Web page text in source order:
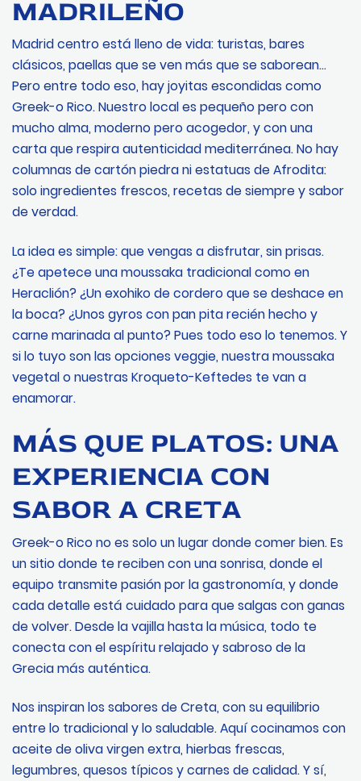
MADRILEÑO
Madrid centro está lleno de vida: turistas, bares
clásicos, paellas que se ven más que se saborean…
Pero entre todo eso, hay joyitas escondidas como
Greek-o Rico. Nuestro local es pequeño pero con
mucho alma, moderno pero acogedor, y con una
carta que respira autenticidad mediterránea. No hay
columnas de cartón piedra ni estatuas de Afrodita:
solo ingredientes frescos, recetas de siempre y sabor
de verdad.
La idea es simple: que vengas a disfrutar, sin prisas.
¿Te apetece una moussaka tradicional como en
Heraclión? ¿Un exohiko de cordero que se deshace en
la boca? ¿Unos gyros con pan pita recién hecho y
carne marinada al punto? Pues todo eso lo tenemos. Y
si lo tuyo son las opciones veggie, nuestra moussaka
vegetal o nuestras Kroqueto-Keftedes te van a
enamorar.
MÁS QUE PLATOS: UNA
EXPERIENCIA CON
SABOR A CRETA
Greek-o Rico no es solo un lugar donde comer bien. Es
un sitio donde te reciben con una sonrisa, donde el
equipo transmite pasión por la gastronomía, y donde
cada detalle está cuidado para que salgas con ganas
de volver. Desde la vajilla hasta la música, todo te
conecta con el espíritu relajado y sabroso de la
Grecia más auténtica.
Nos inspiran los sabores de Creta, con su equilibrio
entre lo tradicional y lo saludable. Aquí cocinamos con
aceite de oliva virgen extra, hierbas frescas,
legumbres, quesos típicos y carnes de calidad. Y sí,